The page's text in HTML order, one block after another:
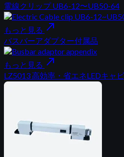
電線クリップ UB6-12〜UB50-64
もっと見る north_east
バスバーアダプター付属品
もっと見る north_east
LZ5013 高効率・省エネLEDキャ